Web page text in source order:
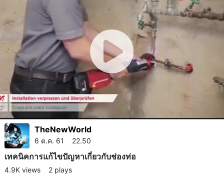
TheNewWorld
6 ต.ค. 61 22.50
เทคนิค​การแก้ไขปัญหา​เกี่ยวกับช่องท่อ
4.9K views 2 plays